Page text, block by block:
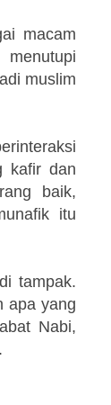
macam
muslim
kafir dan
baik,
itu
tampak.
apa yang
Nabi,